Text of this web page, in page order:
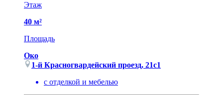
Этаж
40 м²
Площадь
Око
1-й Красногвардейский проезд, 21с1
с отделкой и мебелью